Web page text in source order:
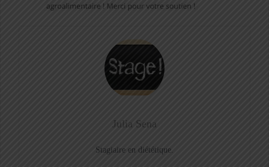
Julia Sena
Stagiaire en diététique.